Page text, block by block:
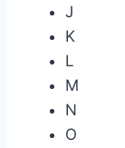
J
K
L
M
N
O